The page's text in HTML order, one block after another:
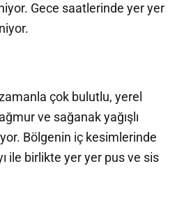
Gece saatlerinde yer yer
çok bulutlu, yerel
ve sağanak yağışlı
Bölgenin iç kesimlerinde
ile birlikte yer yer pus ve sis